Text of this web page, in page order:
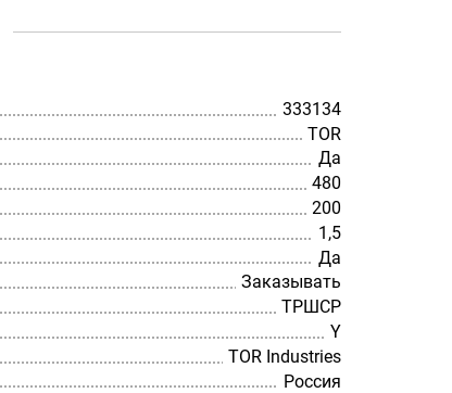
333134
TOR
Да
480
200
1,5
Да
Заказывать
ТРШСР
Y
TOR Industries
Россия